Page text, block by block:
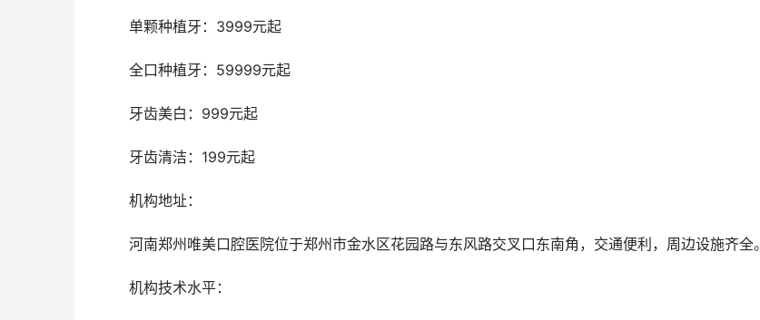
	单颗种植牙：3999元起
	全口种植牙：59999元起
	牙齿美白：999元起
	牙齿清洁：199元起
	机构地址：
	河南郑州唯美口腔医院位于郑州市金水区花园路与东风路交叉口东南角，交通便利，周边设施齐全。
	机构技术水平：